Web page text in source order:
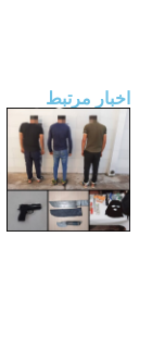
اخبار مرتبط